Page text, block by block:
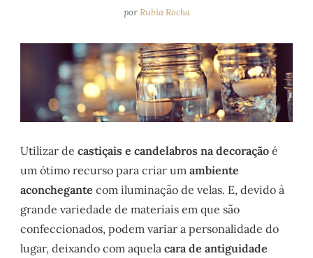
porRubia Rocha
Utilizar decastiçais e candelabros na decoração é
um ótimo recurso para criar umambiente
aconchegante com iluminação de velas. E, devido à
grande variedade de materiais em que são
confeccionados, podem variar a personalidade do
lugar, deixando com aquela cara de antiguidade